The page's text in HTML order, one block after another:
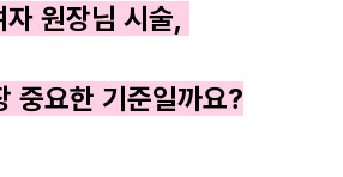
자 원장님 시술,
중요한 기준일까요?